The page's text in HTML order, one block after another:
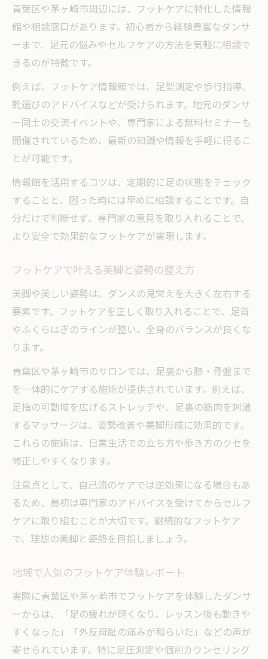
青葉区や茅ヶ崎市周辺には、フットケアに特化した情報
館や相談窓口があります。初心者から経験豊富なダンサ
ーまで、足元の悩みやセルフケアの方法を気軽に相談で
きるのが特徴です。
例えば、フットケア情報館では、足型測定や歩行指導、
靴選びのアドバイスなどが受けられます。地元のダンサ
ー同士の交流イベントや、専門家による無料セミナーも
開催されているため、最新の知識や情報を手軽に得るこ
とが可能です。
情報館を活用するコツは、定期的に足の状態をチェック
することと、困った時には早めに相談することです。自
分だけで判断せず、専門家の意見を取り入れることで、
より安全で効果的なフットケアが実現します。
フットケアで叶える美脚と姿勢の整え方
美脚や美しい姿勢は、ダンスの見栄えを大きく左右する
要素です。フットケアを正しく取り入れることで、足首
やふくらはぎのラインが整い、全身のバランスが良くな
ります。
青葉区や茅ヶ崎市のサロンでは、足裏から膝・骨盤まで
を一体的にケアする施術が提供されています。例えば、
足指の可動域を広げるストレッチや、足裏の筋肉を刺激
するマッサージは、姿勢改善や美脚形成に効果的です。
これらの施術は、日常生活での立ち方や歩き方のクセを
修正しやすくなります。
注意点として、自己流のケアでは逆効果になる場合もあ
るため、最初は専門家のアドバイスを受けてからセルフ
ケアに取り組むことが大切です。継続的なフットケア
で、理想の美脚と姿勢を目指しましょう。
地域で人気のフットケア体験レポート
実際に青葉区や茅ヶ崎市でフットケアを体験したダンサ
ーからは、「足の疲れが軽くなり、レッスン後も動きや
すくなった」「外反母趾の痛みが和らいだ」などの声が
寄せられています。特に足圧測定や個別カウンセリング